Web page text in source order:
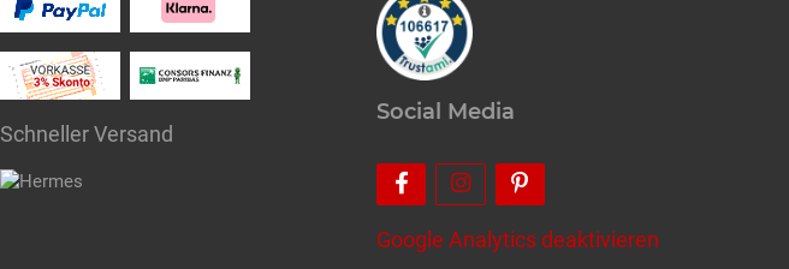
Schneller Versand
Social Media
Google Analytics deaktivieren